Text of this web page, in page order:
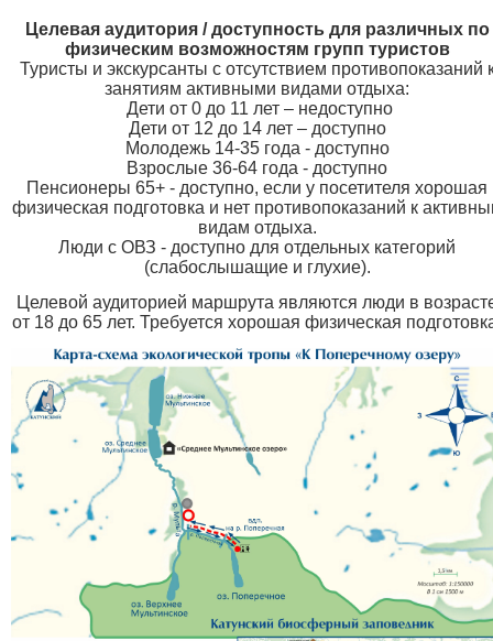
Целевая аудитория / доступность для различных по
физическим возможностям групп туристов
Туристы и экскурсанты с отсутствием противопоказаний
занятиям активными видами отдыха:
Дети от 0 до 11 лет – недоступно
Дети от 12 до 14 лет – доступно
Молодежь 14-35 года - доступно
Взрослые 36-64 года - доступно
Пенсионеры 65+ - доступно, если у посетителя хорошая
физическая подготовка и нет противопоказаний к
видам отдыха.
Люди с ОВЗ - доступно для отдельных категорий
(слабослышащие и глухие).
Целевой аудиторией маршрута являются люди в
от 18 до 65 лет. Требуется хорошая физическая